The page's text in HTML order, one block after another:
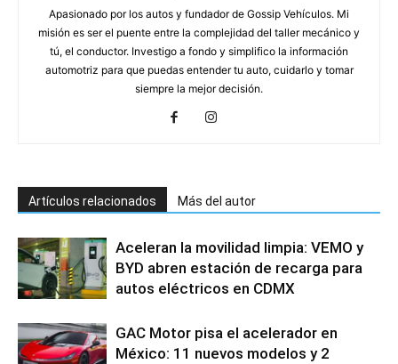
Apasionado por los autos y fundador de Gossip Vehículos. Mi
misión es ser el puente entre la complejidad del taller mecánico y
tú, el conductor. Investigo a fondo y simplifico la información
automotriz para que puedas entender tu auto, cuidarlo y tomar
siempre la mejor decisión.
Artículos relacionados Más del autor
Aceleran la movilidad limpia: VEMO y
BYD abren estación de recarga para
autos eléctricos en CDMX
GAC Motor pisa el acelerador en
México: 11 nuevos modelos y 2